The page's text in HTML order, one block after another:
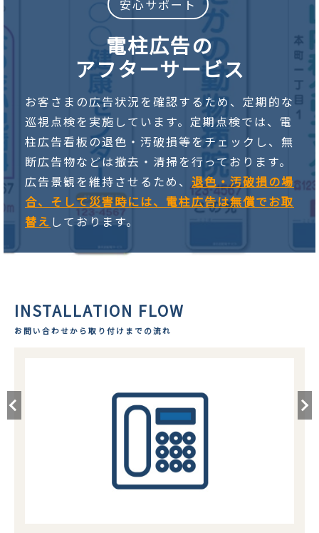
安心サポート
電柱広告の
アフターサービス
お客さまの広告状況を確認するため、定期的な
巡視点検を実施しています。定期点検では、電
柱広告看板の退色・汚破損等をチェックし、無
断広告物などは撤去・清掃を行っております。
広告景観を維持させるため、 退色・汚破損の場
合、そして災害時には、電柱広告は無償でお取
替え しております。
INSTALLATION FLOW
お問い合わせから取り付けまでの流れ